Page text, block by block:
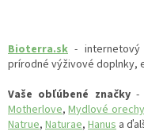
Bioterra.sk - internetový
prírodné výživové doplnky,
Vaše obľúbené značky-
Motherlove,Mydlové orechy
Natrue, Naturae, Hanus a